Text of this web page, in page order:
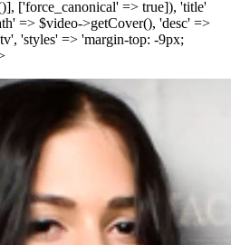
['force_canonical' => true]), 'title'
=> $video->getCover(), 'desc' =>
'styles' => 'margin-top: -9px;